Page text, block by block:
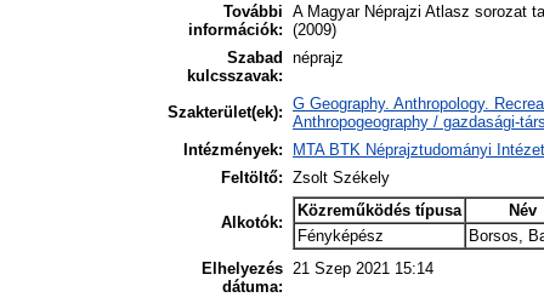
További
információk:
A Magyar Néprajzi Atlasz sorozat
(2009)
Szabad
kulcsszavak:
néprajz
Szakterület(ek): G Geography. Anthropology.
Anthropogeography / gazdasági-
Intézmények:
MTA BTK Néprajztudományi
Feltöltő: Zsolt Székely
Alkotók:
Közreműködés típusa
Név
Fényképész
Borsos,
Elhelyezés
dátuma:
21 Szep 2021 15:14